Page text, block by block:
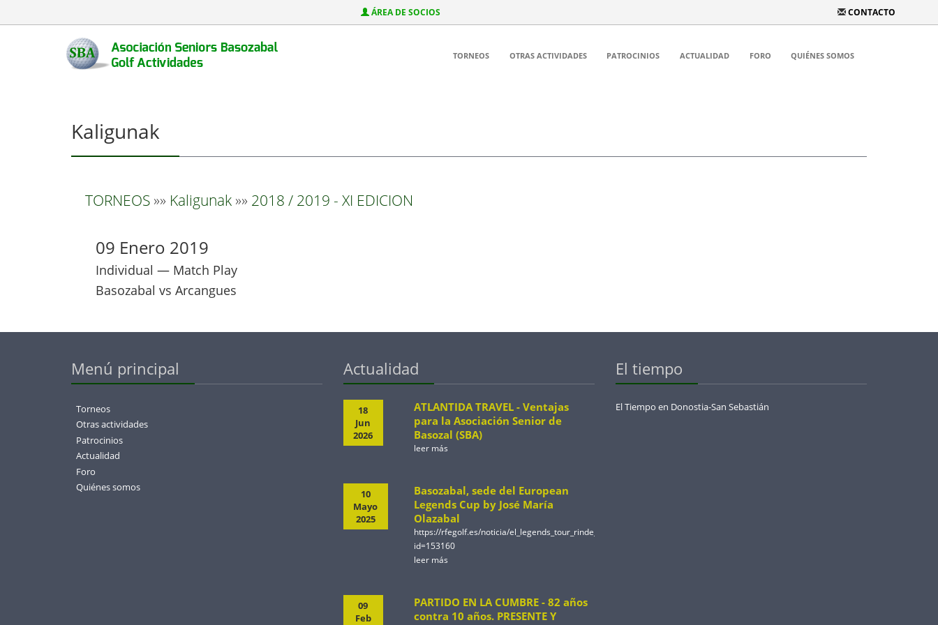
ÁREA DE SOCIOS CONTACTO
TORNEOS OTRAS ACTIVIDADES PATROCINIOS ACTUALIDAD FORO QUIÉNES SOMOS
Kaligunak
TORNEOS»» Kaligunak»» 2018 / 2019 - XI EDICION
09 Enero 2019
Individual — Match Play
Basozabal vs Arcangues
Menú principal
Torneos
Otras actividades
Patrocinios
Actualidad
Foro
Quiénes somos
Actualidad
18
Jun
2026
ATLANTIDA TRAVEL - Ventajas
para la Asociación Senior de
Basozal (SBA)
leer más
10
Mayo
2025
Basozabal, sede del European
Legends Cup by José María
Olazabal
https://rfegolf.es/noticia/
id=153160
leer más
09
Feb
PARTIDO EN LA CUMBRE - 82 años
contra 10 años. PRESENTE Y
El tiempo
El Tiempo en Donostia-San Sebastián